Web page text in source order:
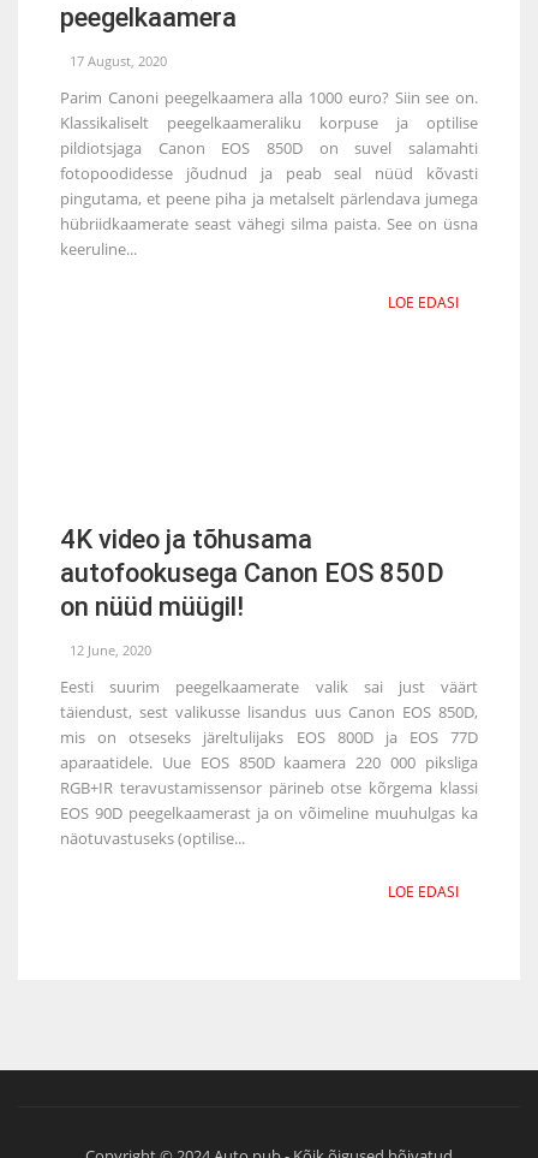
peegelkaamera
17 August, 2020
Parim Canoni peegelkaamera alla 1000 euro? Siin see on.
Klassikaliselt peegelkaameraliku korpuse ja optilise
pildiotsjaga Canon EOS 850D on suvel salamahti
fotopoodidesse jõudnud ja peab seal nüüd kõvasti
pingutama, et peene piha ja metalselt pärlendava jumega
hübriidkaamerate seast vähegi silma paista. See on üsna
keeruline...
LOE EDASI
4K video ja tõhusama
autofookusega Canon EOS 850D
on nüüd müügil!
12 June, 2020
Eesti suurim peegelkaamerate valik sai just väärt
täiendust, sest valikusse lisandus uus Canon EOS 850D,
mis on otseseks järeltulijaks EOS 800D ja EOS 77D
aparaatidele. Uue EOS 850D kaamera 220 000 piksliga
RGB+IR teravustamissensor pärineb otse kõrgema klassi
EOS 90D peegelkaamerast ja on võimeline muuhulgas ka
näotuvastuseks (optilise...
LOE EDASI